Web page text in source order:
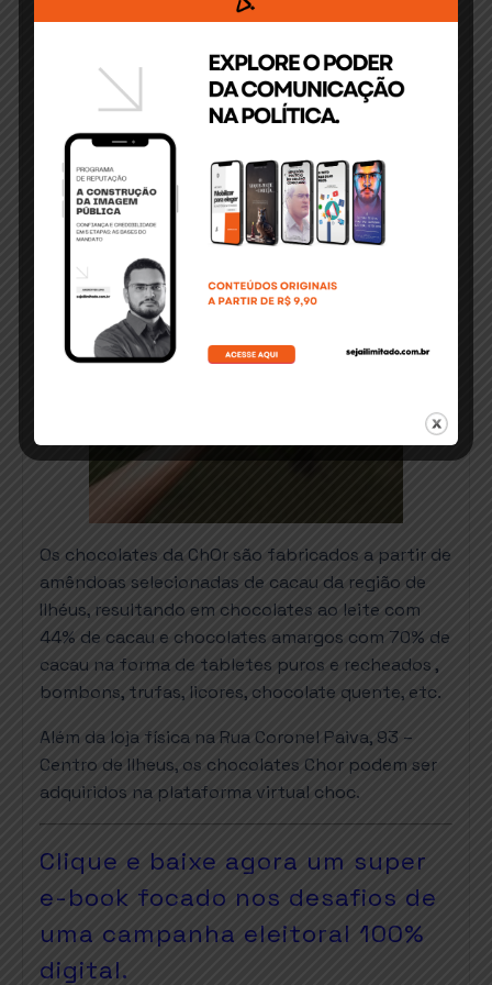
Paulo que divulga o cacau nacional e os
chocolates produzidos com ele. Essa intimidade
com o setor gerou o desejo de criar uma marca
própria.
Os chocolates da ChOr são fabricados a partir de
amêndoas selecionadas de cacau da região de
Ilhéus, resultando em chocolates ao leite com
44% de cacau e chocolates amargos com 70% de
cacau na forma de tabletes puros e recheados ,
bombons, trufas, licores, chocolate quente, etc.
Além da loja física na Rua Coronel Paiva, 93 –
Centro de Ilheus, os chocolates Chor podem ser
adquiridos na plataforma virtual choc.
Clique e baixe agora um super
e-book focado nos desafios de
uma campanha eleitoral 100%
digital.